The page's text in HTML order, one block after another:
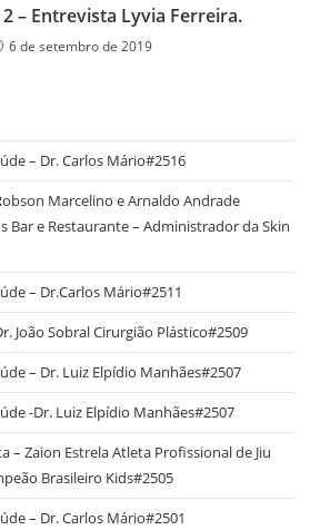
– Entrevista Lyvia Ferreira.
6 de setembro de 2019
– Dr. Carlos Mário#2516
Marcelino e Arnaldo Andrade
Bar e Restaurante – Administrador da Skin
– Dr.Carlos Mário#2511
João Sobral Cirurgião Plástico#2509
– Dr. Luiz Elpídio Manhães#2507
-Dr. Luiz Elpídio Manhães#2507
– Zaion Estrela Atleta Profissional de Jiu
Brasileiro Kids#2505
– Dr. Carlos Mário#2501